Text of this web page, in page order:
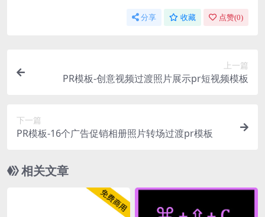
分享 收藏 点赞(0)
上一篇
PR模板-创意视频过渡照片展示pr短视频模板
下一篇
PR模板-16个广告促销相册照片转场过渡pr模板
相关文章